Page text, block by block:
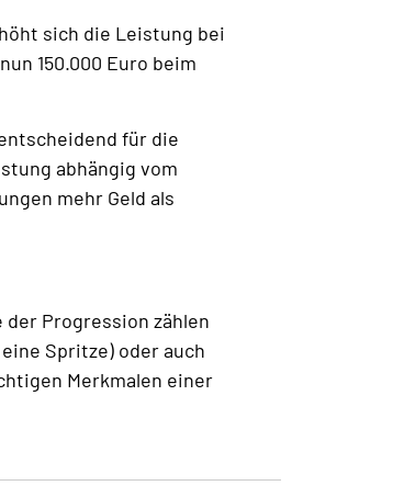
sich die Leistung bei
150.000 Euro beim
für die
abhängig vom
mehr Geld als
Progression zählen
Spritze) oder auch
Merkmalen einer